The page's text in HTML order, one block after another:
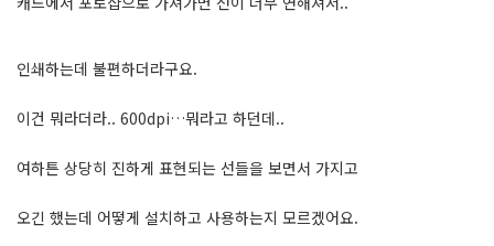
인쇄하는데 불편하더라구요.
이건 뭐라더라.. 600dpi…뭐라고 하던데..
여하튼 상당히 진하게 표현되는 선들을 보면서 가지고
오긴 했는데 어떻게 설치하고 사용하는지 모르겠어요.